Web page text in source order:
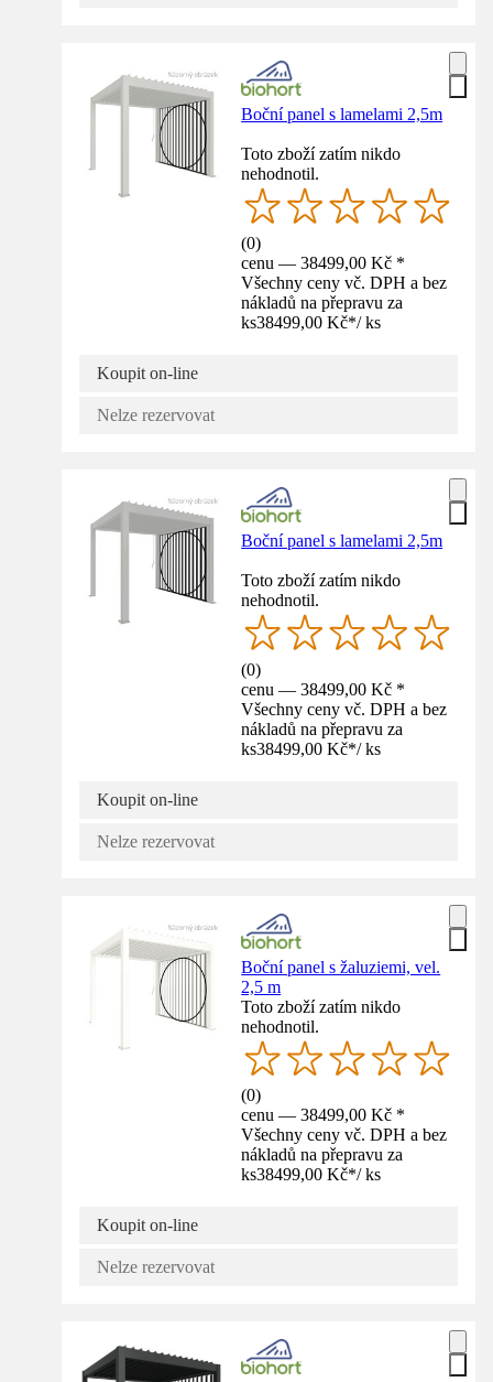
Boční panel s lamelami 2,5m
Toto zboží zatím nikdo
nehodnotil.
(0)
cenu — 38499,00 Kč *
Všechny ceny vč. DPH a bez
nákladů na přepravu za
ks38499,00 Kč*/ ks
Koupit on-line
Nelze rezervovat
Boční panel s lamelami 2,5m
Toto zboží zatím nikdo
nehodnotil.
(0)
cenu — 38499,00 Kč *
Všechny ceny vč. DPH a bez
nákladů na přepravu za
ks38499,00 Kč*/ ks
Koupit on-line
Nelze rezervovat
Boční panel s žaluziemi, vel.
2,5 m
Toto zboží zatím nikdo
nehodnotil.
(0)
cenu — 38499,00 Kč *
Všechny ceny vč. DPH a bez
nákladů na přepravu za
ks38499,00 Kč*/ ks
Koupit on-line
Nelze rezervovat